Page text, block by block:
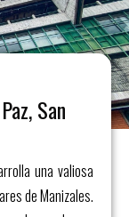
San
una valiosa
de Manizales.